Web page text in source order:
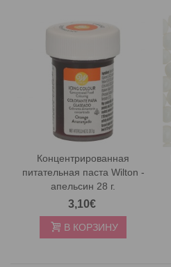
Концентрированная
питательная паста Wilton -
апельсин 28 г.
3,10€
В КОРЗИНУ